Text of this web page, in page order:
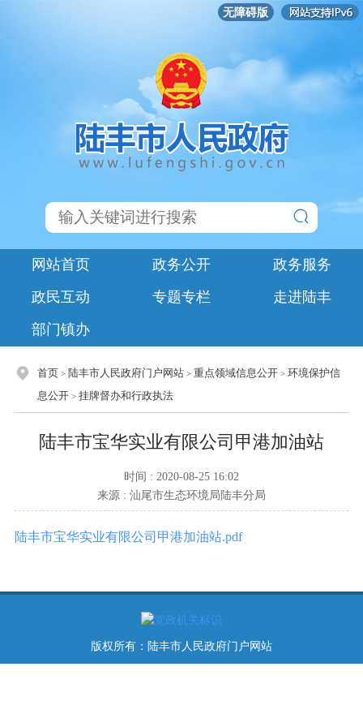
无障碍版
网站首页 政务公开
政务服务
政民互动
专题专栏
走进陆丰
部门镇办
首页 > 陆丰市人民政府门户网站 >重点领域信息公开 >环境保护信
息公开 >挂牌督办和行政执法
陆丰市宝华实业有限公司甲港加油站
时间 : 2020-08-25 16:02
来源 : 汕尾市生态环境局陆丰分局
陆丰市宝华实业有限公司甲港加油站.pdf
版权所有：陆丰市人民政府门户网站